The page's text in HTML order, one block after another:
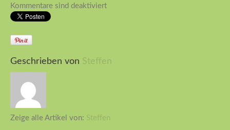
Kommentare sind deaktiviert
Geschrieben von Steffen
Zeige alle Artikel von: Steffen